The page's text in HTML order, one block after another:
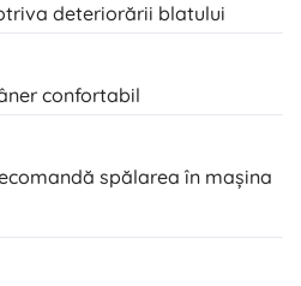
deteriorării blatului
confortabil
spălarea în mașina